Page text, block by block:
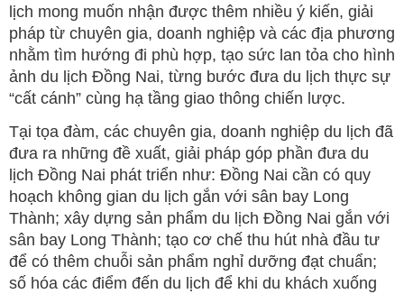
lịch mong muốn nhận được thêm nhiều ý kiến, giải
pháp từ chuyên gia, doanh nghiệp và các địa phương
nhằm tìm hướng đi phù hợp, tạo sức lan tỏa cho hình
ảnh du lịch Đồng Nai, từng bước đưa du lịch thực sự
“cất cánh” cùng hạ tầng giao thông chiến lược.
Tại tọa đàm, các chuyên gia, doanh nghiệp du lịch đã
đưa ra những đề xuất, giải pháp góp phần đưa du
lịch Đồng Nai phát triển như: Đồng Nai cần có quy
hoạch không gian du lịch gắn với sân bay Long
Thành; xây dựng sản phẩm du lịch Đồng Nai gắn với
sân bay Long Thành; tạo cơ chế thu hút nhà đầu tư
để có thêm chuỗi sản phẩm nghỉ dưỡng đạt chuẩn;
số hóa các điểm đến du lịch để khi du khách xuống